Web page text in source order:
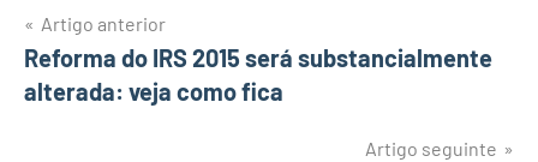
Navegação
de
Artigo anterior
Reforma do IRS 2015 será substancialmente
alterada: veja como fica
Artigo seguinte